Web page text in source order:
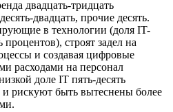
двадцать-тридцать
двадцать, прочие десять.
в технологии (доля IT-
процентов), строят задел на
и создавая цифровые
расходами на персонал
доле IT пять-десять
рискуют быть вытеснены более